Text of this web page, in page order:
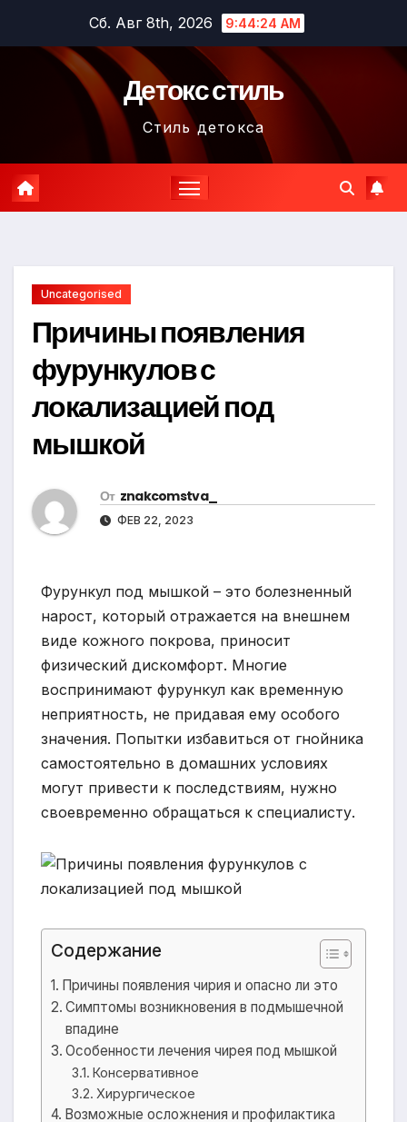
содержимому
Сб. Авг 8th, 2026 9:44:24 AM
Детокс стиль
Стиль детокса
Uncategorised
Причины появления
фурункулов с
локализацией под
мышкой
От znakcomstva_
ФЕВ 22, 2023
Фурункул под мышкой – это болезненный
нарост, который отражается на внешнем
виде кожного покрова, приносит
физический дискомфорт. Многие
воспринимают фурункул как временную
неприятность, не придавая ему особого
значения. Попытки избавиться от гнойника
самостоятельно в домашних условиях
могут привести к последствиям, нужно
своевременно обращаться к специалисту.
Содержание
Причины появления чирия и опасно ли это
Симптомы возникновения в подмышечной
впадине
Особенности лечения чирея под мышкой
Консервативное
Хирургическое
Возможные осложнения и профилактика